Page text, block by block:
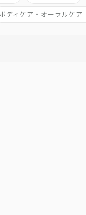
ボディケア・オーラルケア